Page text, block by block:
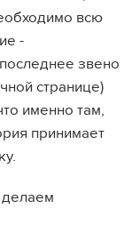
всю
-
звено
странице)
именно там,
принимает